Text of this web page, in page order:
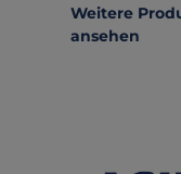
Produktgalerie
Weitere
ansehen